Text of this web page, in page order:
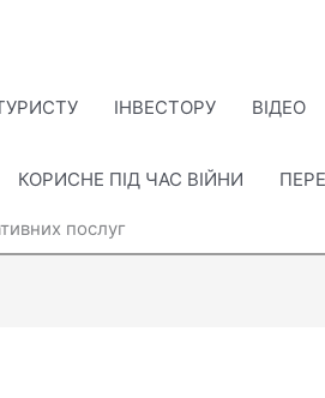
ІНВЕСТОРУ ВІДЕО
КОРИСНЕ ПІД ЧАС ВІЙНИ
послуг